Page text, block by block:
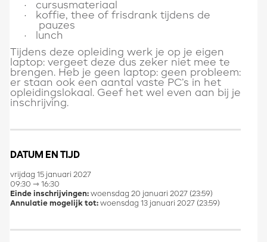
· cursusmateriaal
·
koffie, thee of frisdrank tijdens de
pauzes
·
lunch
Tijdens deze opleiding werk je op je eigen
laptop: vergeet deze dus zeker niet mee te
brengen. Heb je geen laptop: geen probleem:
er staan ook een aantal vaste PC’s in het
opleidingslokaal. Geef het wel even aan bij je
inschrijving.
DATUM EN TIJD
vrijdag 15 januari 2027
09:30 ⇾ 16:30
Einde inschrijvingen: woensdag 20 januari 2027 (23:59)
Annulatie mogelijk tot: woensdag 13 januari 2027 (23:59)